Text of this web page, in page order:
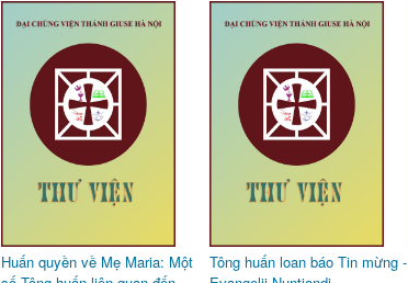
Huấn quyền về Mẹ Maria: Một
Tông huấn loan báo Tin mừng -